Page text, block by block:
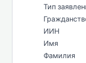
Тип
ИИН
Имя
Фамилия